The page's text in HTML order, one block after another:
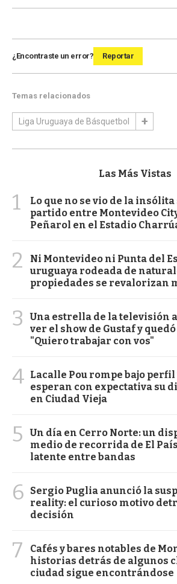
¿Encontraste un error? Reportar
Temas relacionados
Liga Uruguaya de Básquetbol
Las Más Vistas
1
Lo que no se vio de la
partido entre Montevideo
Peñarol en el Estadio
2
Ni Montevideo ni Punta del
uruguaya rodeada de
propiedades se revalorizan
3
Una estrella de la televisión
ver el show de Gustaf y
"Quiero trabajar con vos"
4 Lacalle Pou rompe bajo perfil
esperan con expectativa su
en Ciudad Vieja
5
Un día en Cerro Norte: un
medio de recorrida de El
latente entre bandas
6
Sergio Puglia anunció la
reality: el curioso motivo
decisión
7
Cafés y bares notables de
historias detrás de algunos
ciudad sigue encontrándose